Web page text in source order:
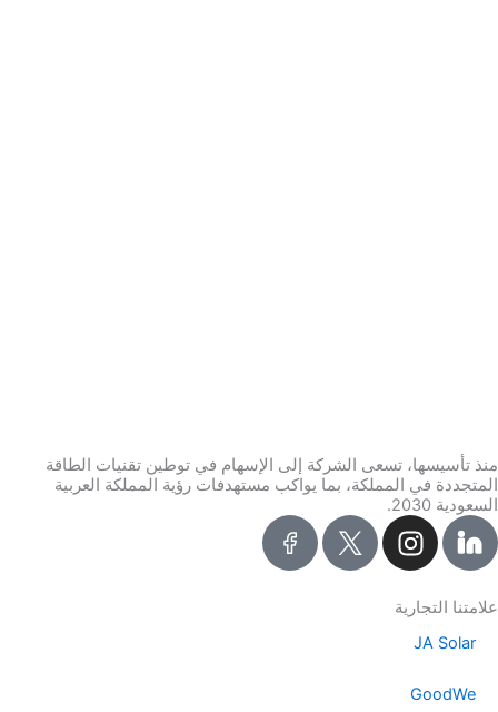
منذ تأسيسها، تسعى الشركة إلى الإسهام في توطين تقنيات الطاقة
المتجددة في المملكة، بما يواكب مستهدفات رؤية المملكة العربية
السعودية 2030.
I
n
t
r
علامتنا التجارية
JA Solar
GoodWe